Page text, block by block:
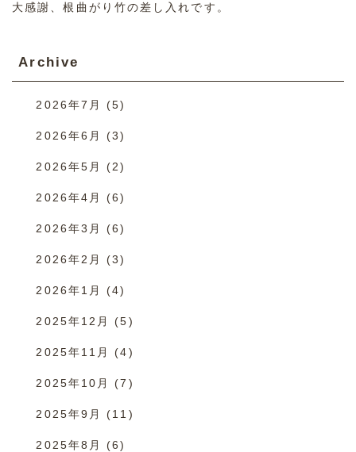
大感謝、根曲がり竹の差し入れです。
Archive
2026年7月 (5)
2026年6月 (3)
2026年5月 (2)
2026年4月 (6)
2026年3月 (6)
2026年2月 (3)
2026年1月 (4)
2025年12月 (5)
2025年11月 (4)
2025年10月 (7)
2025年9月 (11)
2025年8月 (6)